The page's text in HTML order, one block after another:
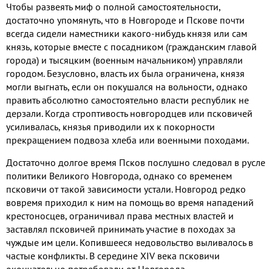
Чтобы развеять миф о полной самостоятельности,
достаточно упомянуть, что в Новгороде и Пскове почти
всегда сидели наместники какого-нибудь князя или сам
князь, которые вместе с посадником (гражданским главой
города) и тысяцким (военным начальником) управляли
городом. Безусловно, власть их была ограничена, князя
могли выгнать, если он покушался на вольности, однако
править абсолютно самостоятельно власти республик не
дерзали. Когда строптивость новгородцев или псковичей
усиливалась, князья приводили их к покорности
прекращением подвоза хлеба или военными походами.
Достаточно долгое время Псков послушно следовал в русле
политики Великого Новгорода, однако со временем
псковичи от такой зависимости устали. Новгород редко
вовремя приходил к ним на помощь во время нападений
крестоносцев, ограничивал права местных властей и
заставлял псковичей принимать участие в походах за
чуждые им цели. Копившееся недовольство выливалось в
частые конфликты. В середине XIV века псковичи